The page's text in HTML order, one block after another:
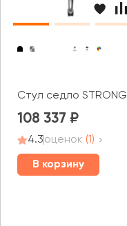
Стул седло STRONG
108 337
4.3оценок (1)
В корзину